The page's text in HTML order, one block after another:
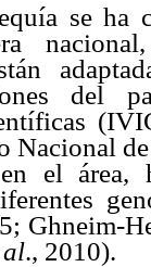
se
del
Nacional
el área,
Ghneim-
al., 2010).